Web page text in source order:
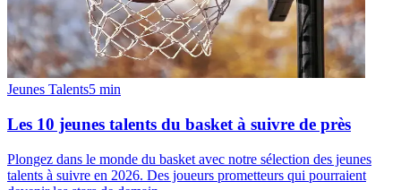
Jeunes Talents5 min
Les 10 jeunes talents du basket à suivre de près
Plongez dans le monde du basket avec notre sélection des jeunes
talents à suivre en 2026. Des joueurs prometteurs qui pourraient